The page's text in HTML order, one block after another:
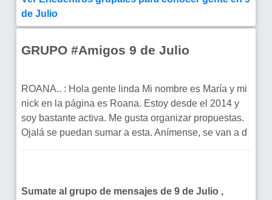
de Julio
GRUPO #Amigos 9 de Julio
ROANA.. : Hola gente linda Mi nombre es María y mi
nick en la página es Roana. Estoy desde el 2014 y
soy bastante activa. Me gusta organizar propuestas.
Ojalá se puedan sumar a esta. Anímense, se van a d
Sumate al grupo de mensajes de 9 de Julio ,